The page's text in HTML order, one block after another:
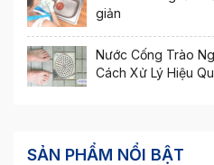
giản
Nước Cống Trào
Cách Xử Lý Hiệu
SẢN PHẨM NỔI BẬT